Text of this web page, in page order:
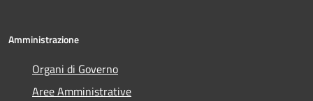
Amministrazione
Organi di Governo
Aree Amministrative